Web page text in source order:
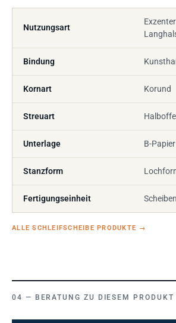
Nutzungsart
Bindung
Kornart Korund
Streuart
Unterlage B-Papier
Stanzform
Fertigungseinheit Scheiben
ALLE SCHLEIFSCHEIBE PRODUKTE →
BERATUNG ZU DIESEM PRODUKT